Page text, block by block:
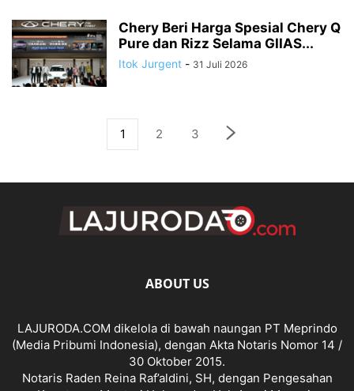
Chery Beri Harga Spesial Chery Q
Pure dan Rizz Selama GIIAS...
Itok Jurgent - 31 Juli 2026
1 2 3
ABOUT US
LAJURODA.COM dikelola di bawah naungan PT Meprindo
(Media Pribumi Indonesia), dengan Akta Notaris Nomor 14 /
30 Oktober 2015.
Notaris Raden Reina Raf’aldini, SH, dengan Pengesahan